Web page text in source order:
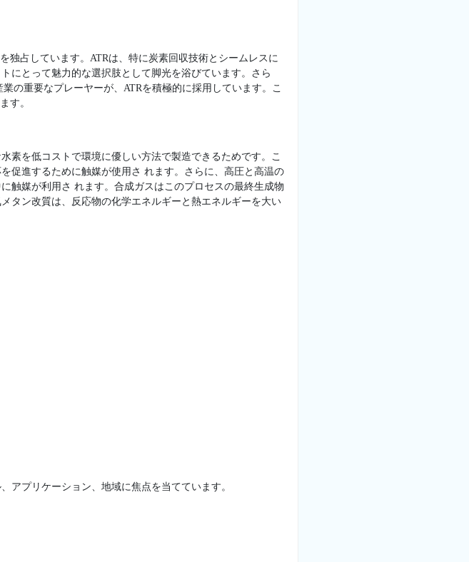
独占しています。ATRは、特に炭素回収技術とシームレスに
にとって魅力的な選択肢として脚光を浴びています。さら
の重要なプレーヤーが、ATRを積極的に採用しています。こ
す。
素を低コストで環境に優しい方法で製造できるためです。こ
促進するために触媒が使用さ れます。さらに、高圧と高温の
触媒が利用さ れます。合成ガスはこのプロセスの最終生成物
タン改質は、反応物の化学エネルギーと熱エネルギーを大い
アプリケーション、地域に焦点を当てています。